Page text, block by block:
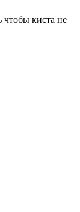
чтобы киста не